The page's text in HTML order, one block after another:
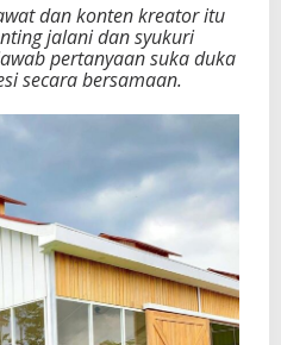
dan konten kreator itu
jalani dan syukuri
pertanyaan suka duka
secara bersamaan.